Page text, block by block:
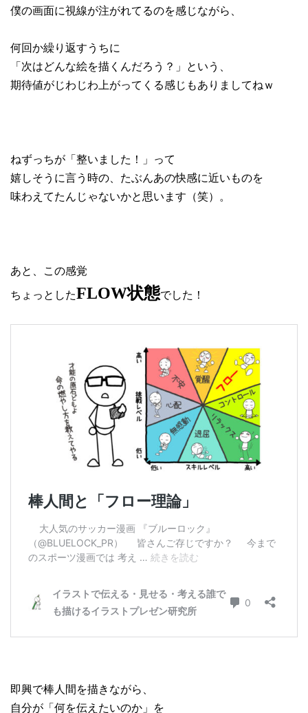
僕の画面に視線が注がれてるのを感じながら、
何回か繰り返すうちに
「次はどんな絵を描くんだろう？」という、
期待値がじわじわ上がってくる感じもありましてねｗ
ねずっちが「整いました！」って
嬉しそうに言う時の、たぶんあの快感に近いものを
味わえてたんじゃないかと思います（笑）。
あと、この感覚
ちょっとしたFLOW状態でした！
即興で棒人間を描きながら、
自分が「何を伝えたいのか」を